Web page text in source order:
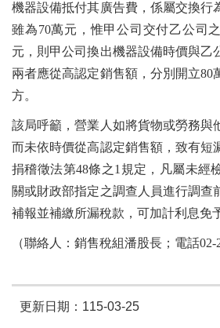
機器設備抵付其廣告費，係屬交換行
雖為70萬元，惟甲公司交付乙公司
元，則甲公司換出機器設備時價與乙
兩者應從高認定銷售額，分別開立80
方。
該局呼籲，營業人如將貨物或勞務與
而未依時價從高認定銷售額，致有短
捐稽徵法第48條之1規定，凡屬未經
關或財政部指定之調查人員進行調查
補報並補繳所漏稅款，可加計利息免
（聯絡人：銷售稅組潘股長；電話02-
更新日期：115-03-25